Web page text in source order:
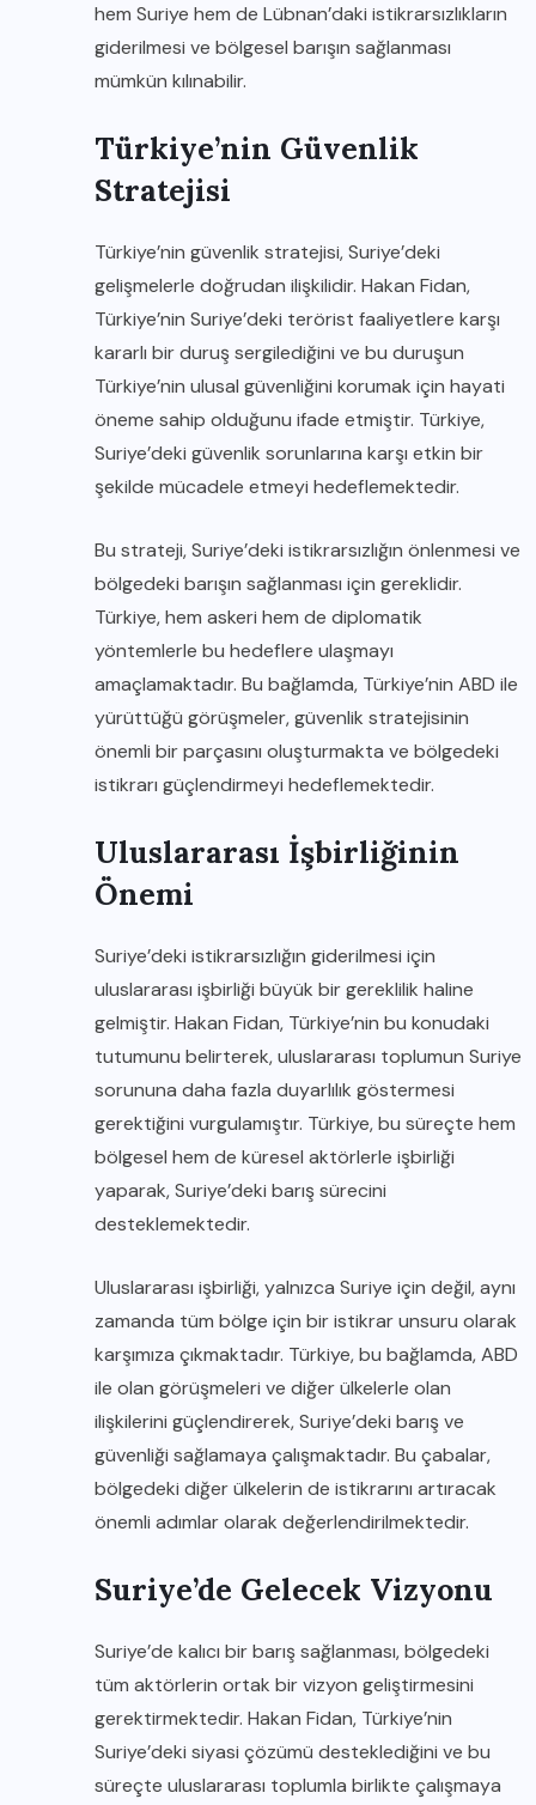
hem Suriye hem de Lübnan’daki istikrarsızlıkların
giderilmesi ve bölgesel barışın sağlanması
mümkün kılınabilir.
Türkiye’nin Güvenlik
Stratejisi
Türkiye’nin güvenlik stratejisi, Suriye’deki
gelişmelerle doğrudan ilişkilidir. Hakan Fidan,
Türkiye’nin Suriye’deki terörist faaliyetlere karşı
kararlı bir duruş sergilediğini ve bu duruşun
Türkiye’nin ulusal güvenliğini korumak için hayati
öneme sahip olduğunu ifade etmiştir. Türkiye,
Suriye’deki güvenlik sorunlarına karşı etkin bir
şekilde mücadele etmeyi hedeflemektedir.
Bu strateji, Suriye’deki istikrarsızlığın önlenmesi ve
bölgedeki barışın sağlanması için gereklidir.
Türkiye, hem askeri hem de diplomatik
yöntemlerle bu hedeflere ulaşmayı
amaçlamaktadır. Bu bağlamda, Türkiye’nin ABD ile
yürüttüğü görüşmeler, güvenlik stratejisinin
önemli bir parçasını oluşturmakta ve bölgedeki
istikrarı güçlendirmeyi hedeflemektedir.
Uluslararası İşbirliğinin
Önemi
Suriye’deki istikrarsızlığın giderilmesi için
uluslararası işbirliği büyük bir gereklilik haline
gelmiştir. Hakan Fidan, Türkiye’nin bu konudaki
tutumunu belirterek, uluslararası toplumun Suriye
sorununa daha fazla duyarlılık göstermesi
gerektiğini vurgulamıştır. Türkiye, bu süreçte hem
bölgesel hem de küresel aktörlerle işbirliği
yaparak, Suriye’deki barış sürecini
desteklemektedir.
Uluslararası işbirliği, yalnızca Suriye için değil, aynı
zamanda tüm bölge için bir istikrar unsuru olarak
karşımıza çıkmaktadır. Türkiye, bu bağlamda, ABD
ile olan görüşmeleri ve diğer ülkelerle olan
ilişkilerini güçlendirerek, Suriye’deki barış ve
güvenliği sağlamaya çalışmaktadır. Bu çabalar,
bölgedeki diğer ülkelerin de istikrarını artıracak
önemli adımlar olarak değerlendirilmektedir.
Suriye’de Gelecek Vizyonu
Suriye’de kalıcı bir barış sağlanması, bölgedeki
tüm aktörlerin ortak bir vizyon geliştirmesini
gerektirmektedir. Hakan Fidan, Türkiye’nin
Suriye’deki siyasi çözümü desteklediğini ve bu
süreçte uluslararası toplumla birlikte çalışmaya